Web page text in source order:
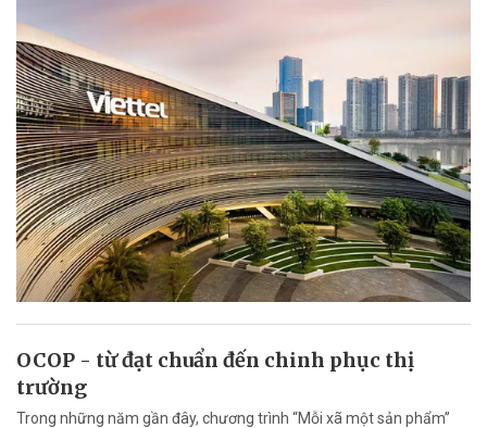
OCOP - từ đạt chuẩn đến chinh phục thị
trường
Trong những năm gần đây, chương trình “Mỗi xã một sản phẩm”